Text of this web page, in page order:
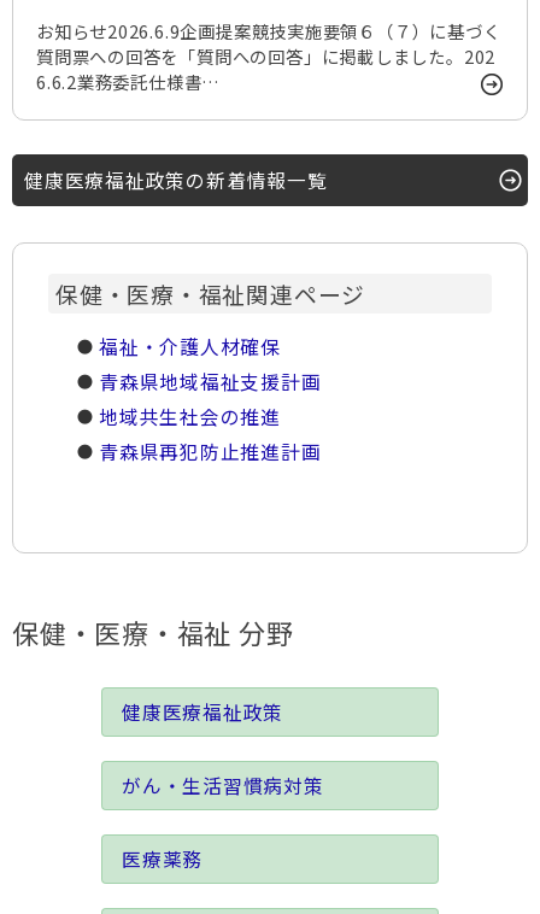
お知らせ2026.6.9企画提案競技実施要領６（７）に基づく
質問票への回答を「質問への回答」に掲載しました。202
6.6.2業務委託仕様書…
健康医療福祉政策の新着情報一覧
保健・医療・福祉関連ページ
福祉・介護人材確保
青森県地域福祉支援計画
地域共生社会の推進
青森県再犯防止推進計画
保健・医療・福祉 分野
健康医療福祉政策
がん・生活習慣病対策
医療薬務